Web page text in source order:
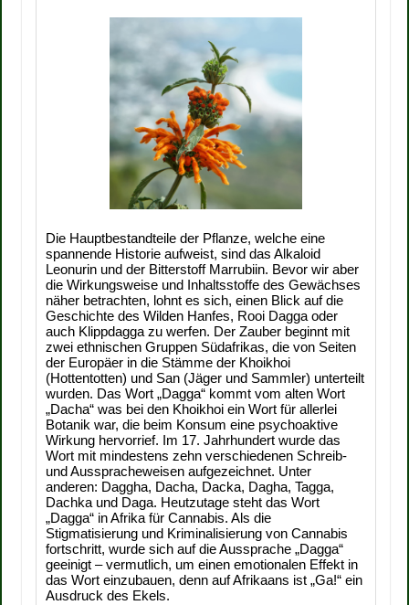
Die Hauptbestandteile der Pflanze, welche eine
spannende Historie aufweist, sind das Alkaloid
Leonurin und der Bitterstoff Marrubiin. Bevor wir aber
die Wirkungsweise und Inhaltsstoffe des Gewächses
näher betrachten, lohnt es sich, einen Blick auf die
Geschichte des Wilden Hanfes, Rooi Dagga oder
auch Klippdagga zu werfen. Der Zauber beginnt mit
zwei ethnischen Gruppen Südafrikas, die von Seiten
der Europäer in die Stämme der Khoikhoi
(Hottentotten) und San (Jäger und Sammler) unterteilt
wurden. Das Wort „Dagga“ kommt vom alten Wort
„Dacha“ was bei den Khoikhoi ein Wort für allerlei
Botanik war, die beim Konsum eine psychoaktive
Wirkung hervorrief. Im 17. Jahrhundert wurde das
Wort mit mindestens zehn verschiedenen Schreib-
und Ausspracheweisen aufgezeichnet. Unter
anderen: Daggha, Dacha, Dacka, Dagha, Tagga,
Dachka und Daga. Heutzutage steht das Wort
„Dagga“ in Afrika für Cannabis. Als die
Stigmatisierung und Kriminalisierung von Cannabis
fortschritt, wurde sich auf die Aussprache „Dagga“
geeinigt – vermutlich, um einen emotionalen Effekt in
das Wort einzubauen, denn auf Afrikaans ist „Ga!“ ein
Ausdruck des Ekels.